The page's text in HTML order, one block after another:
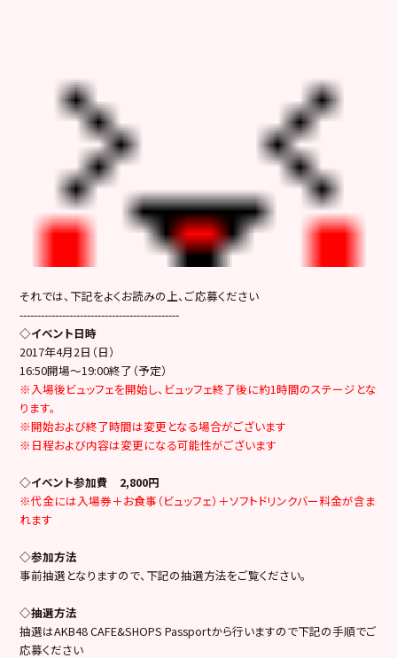
それでは、下記をよくお読みの上、ご応募ください
---------------------------------------------
◇イベント日時
2017年4月2日（日）
16:50開場～19:00終了（予定）
※入場後ビュッフェを開始し、ビュッフェ終了後に約1時間のステージとな
ります。
※開始および終了時間は変更となる場合がございます
※日程および内容は変更になる可能性がございます
◇イベント参加費 2,800円
※代金には入場券＋お食事（ビュッフェ）＋ソフトドリンクバー料金が含ま
れます
◇参加方法
事前抽選となりますので、下記の抽選方法をご覧ください。
◇抽選方法
抽選はAKB48 CAFE&SHOPS Passportから行いますので下記の手順でご
応募ください